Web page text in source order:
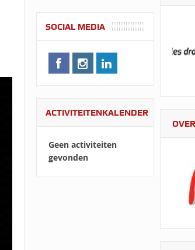
SOCIAL MEDIA
ACTIVITEITENKALENDER
Geen activiteiten
gevonden